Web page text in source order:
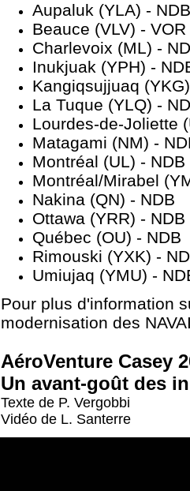
Aupaluk (YLA) - NDB
Beauce (VLV) - VOR
Charlevoix (ML) -
Inukjuak (YPH) -
Kangiqsujjuaq
La Tuque (YLQ) -
Lourdes-de-Joliette
Matagami (NM) -
Montréal (UL) - NDB
Montréal/Mirabel
Nakina (QN) - NDB
Ottawa (YRR) - NDB
Québec (OU) - NDB
Rimouski (YXK) -
Umiujaq (YMU) -
Pour plus d'information
modernisation des
AéroVenture Casey
Un avant-goût des
Texte de P. Vergobbi
Vidéo de L. Santerre